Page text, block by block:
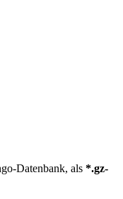
Datenbank, als *.gz-